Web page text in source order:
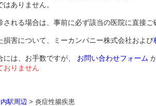
ありません。
れる場合は、事前に必ず該当の医院に直接ご
損害について、ミーカンパニー株式会社および
は、お手数ですが、 お問い合わせフォーム
おりません
駅周辺 > 炎症性腸疾患